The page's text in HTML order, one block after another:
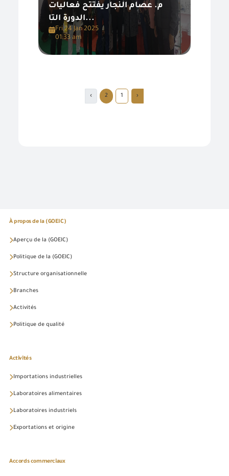
م. عصام النجار يفتتح فعاليات
الدورة التا...
Fri,24 Jan 2025
01:33 am
‹
1
2
›
À propos de la (GOEIC)
Aperçu de la (GOEIC)
Politique de la (GOEIC)
Structure organisationnelle
Branches
Activités
Politique de qualité
Activités
Importations industrielles
Laboratoires alimentaires
Laboratoires industriels
Exportations et origine
Accords commerciaux